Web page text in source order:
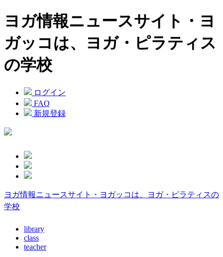
ヨガ情報ニュースサイト・ヨ
ガッコは、ヨガ・ピラティス
の学校
ログイン
FAQ
新規登録
ヨガ情報ニュースサイト・ヨガッコは、ヨガ・ピラティスの
学校
library
class
teacher